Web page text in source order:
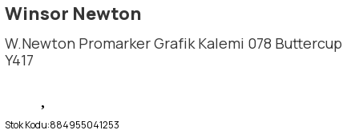
Winsor Newton
W.Newton Promarker Grafik Kalemi 078 Buttercup
Y417
Stok Kodu:884955041253